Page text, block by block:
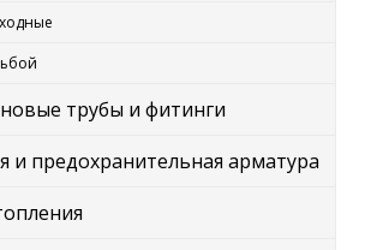
трубы и фитинги
и предохранительная арматура